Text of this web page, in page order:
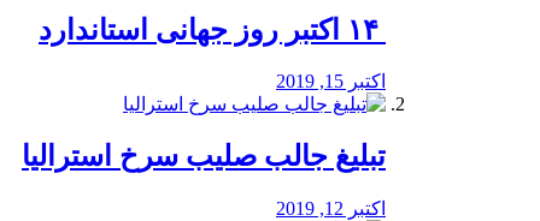
اکتبر 15, 2019
تبلیغ جالب صلیب سرخ استرالیا
اکتبر 12, 2019